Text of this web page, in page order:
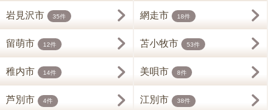
岩見沢市 35件 網走市 18件
留萌市 12件 苫小牧市 53件
稚内市 14件 美唄市 8件
芦別市 4件 江別市 38件